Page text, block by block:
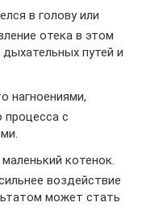
в голову или
отека в этом
путей и
нагноениями,
процесса с
котенок.
воздействие
может стать